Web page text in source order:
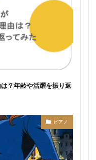
？年齢や活躍を振り返
ピアノ